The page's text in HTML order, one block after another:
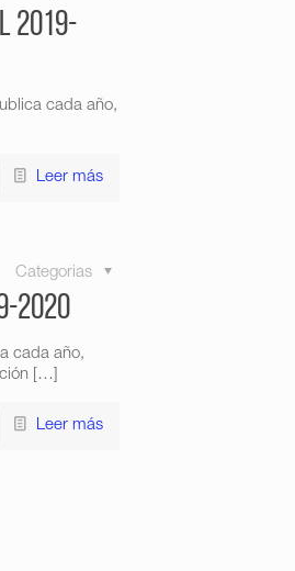
2019-
cada año,
Leer más
Categorias
2020
cada año,
[…]
Leer más